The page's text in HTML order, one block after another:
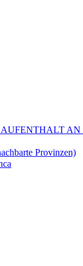
AN
Provinzen)